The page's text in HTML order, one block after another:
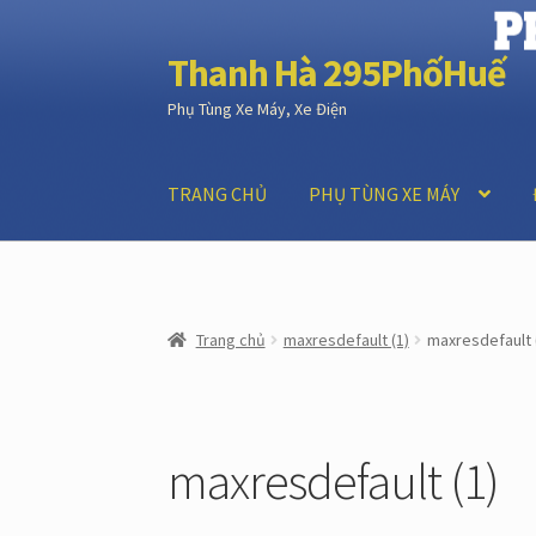
Đi
đến
Điều
Chuyển
đến
nội
Thanh Hà 295PhốHuế
Phụ Tùng Xe Máy, Xe Điện
TRANG CHỦ PHỤ TÙNG XE MÁY
Trang chủ maxresdefault (1) maxresdefault
maxresdefault (1)